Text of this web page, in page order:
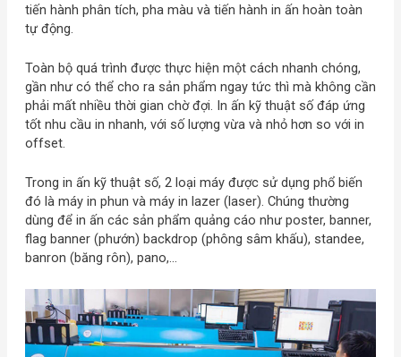
tiến hành phân tích, pha màu và tiến hành in ấn hoàn toàn
tự động.
Toàn bộ quá trình được thực hiện một cách nhanh chóng,
gần như có thể cho ra sản phẩm ngay tức thì mà không cần
phải mất nhiều thời gian chờ đợi. In ấn kỹ thuật số đáp ứng
tốt nhu cầu in nhanh, với số lượng vừa và nhỏ hơn so với in
offset.
Trong in ấn kỹ thuật số, 2 loại máy được sử dụng phổ biến
đó là máy in phun và máy in lazer (laser). Chúng thường
dùng để in ấn các sản phẩm quảng cáo như poster, banner,
flag banner (phướn) backdrop (phông sâm khấu), standee,
banron (băng rôn), pano,…